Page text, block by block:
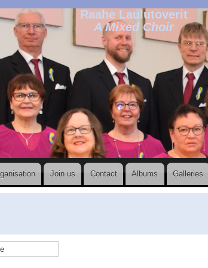
Raahe Laulutoverit
A Mixed Choir
Join us Contact Albums Galleries